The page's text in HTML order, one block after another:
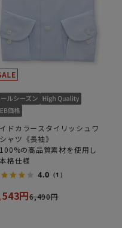
ドカラースタイリッシュワ
ャツ《長袖》
の高品質素材を使用し
格仕様
4.0 （1）
円6,490円